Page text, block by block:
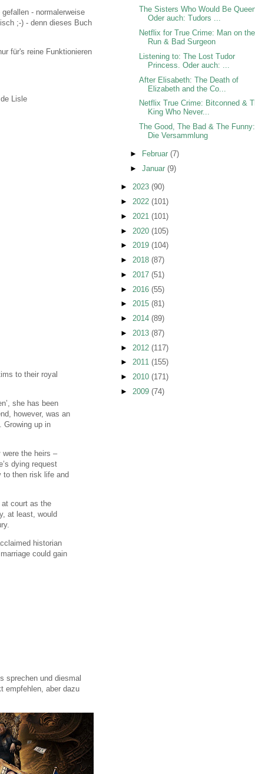
- normalerweise
;-) - denn dieses Buch
für's reine Funktionieren
Lisle
to their royal
she has been
however, was an
Growing up in
the heirs –
dying request
to then risk life and
at court as the
at least, would
historian
could gain
sprechen und diesmal
empfehlen, aber dazu
The Sisters Who Would Be
Oder auch: Tudors ...
Netflix for True Crime: Man on the
Run & Bad Surgeon
Listening to: The Lost Tudor
Princess. Oder auch: ...
After Elisabeth: The Death of
Elizabeth and the Co...
Netflix True Crime: Bitconned &
King Who Never...
The Good, The Bad & The Funny:
Die Versammlung
► Februar (7)
► Januar (9)
► 2023 (90)
► 2022 (101)
► 2021 (101)
► 2020 (105)
► 2019 (104)
► 2018 (87)
► 2017 (51)
► 2016 (55)
► 2015 (81)
► 2014 (89)
► 2013 (87)
► 2012 (117)
► 2011 (155)
► 2010 (171)
► 2009 (74)